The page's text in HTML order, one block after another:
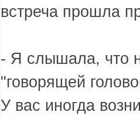
встреча прошла
- Я слышала, что
"говорящей
У вас иногда